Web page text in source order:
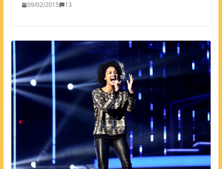
09/02/2015 13